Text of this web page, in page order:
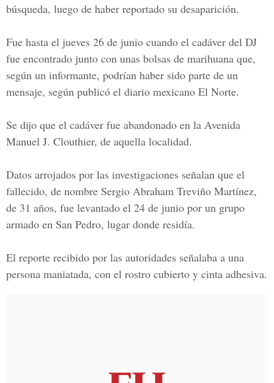
búsqueda, luego de haber reportado su desaparición.
Fue hasta el jueves 26 de junio cuando el cadáver del DJ
fue encontrado junto con unas bolsas de marihuana que,
según un informante, podrían haber sido parte de un
mensaje, según publicó el diario mexicano El Norte.
Se dijo que el cadáver fue abandonado en la Avenida
Manuel J. Clouthier, de aquella localidad.
Datos arrojados por las investigaciones señalan que el
fallecido, de nombre Sergio Abraham Treviño Martínez,
de 31 años, fue levantado el 24 de junio por un grupo
armado en San Pedro, lugar donde residía.
El reporte recibido por las autoridades señalaba a una
persona maniatada, con el rostro cubierto y cinta adhesiva.